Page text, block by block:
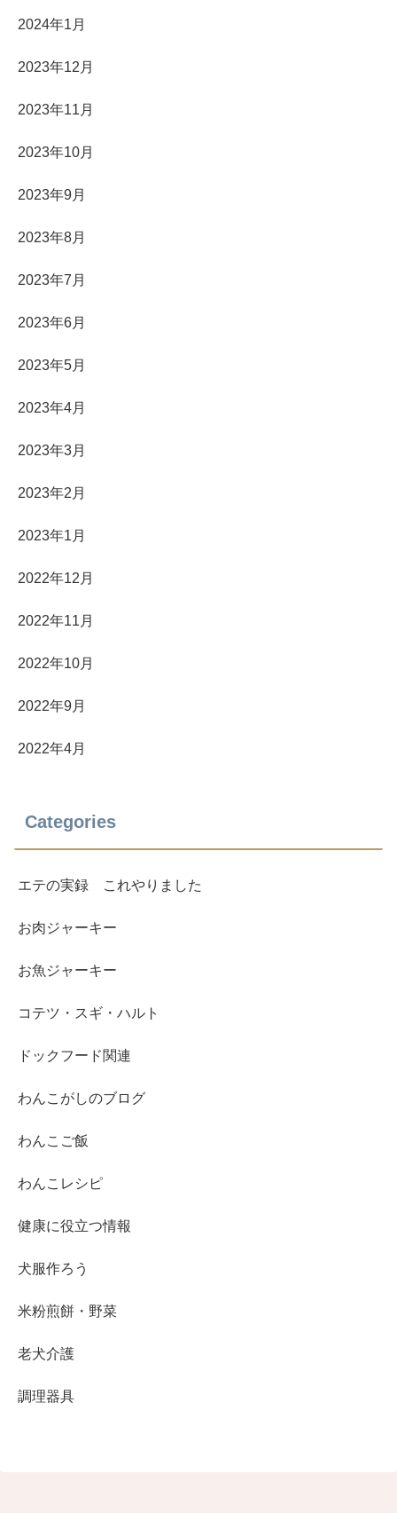
2024年1月
2023年12月
2023年11月
2023年10月
2023年9月
2023年8月
2023年7月
2023年6月
2023年5月
2023年4月
2023年3月
2023年2月
2023年1月
2022年12月
2022年11月
2022年10月
2022年9月
2022年4月
Categories
エテの実録 これやりました
お肉ジャーキー
お魚ジャーキー
コテツ・スギ・ハルト
ドックフード関連
わんこがしのブログ
わんこご飯
わんこレシピ
健康に役立つ情報
犬服作ろう
米粉煎餅・野菜
老犬介護
調理器具